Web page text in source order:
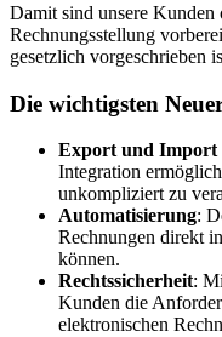
Damit sind unsere Kunden
Rechnungsstellung
gesetzlich vorgeschrieben
Die wichtigsten
Export und Import
Integration
unkompliziert zu
Automatisierung:
Rechnungen direkt
können.
Rechtssicherheit:
Kunden die
elektronischen